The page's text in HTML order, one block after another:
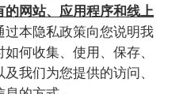
的网站、应用程序和线上
过本隐私政策向您说明我
何收集、使用、保存、
我们为您提供的访问、